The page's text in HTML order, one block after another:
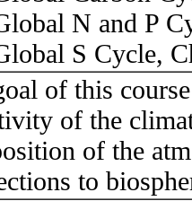
N and P
S Cycle,
of this
of the
of the
to